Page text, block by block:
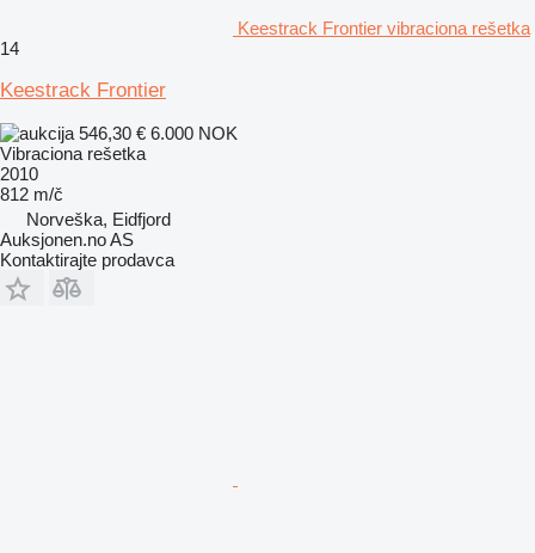
Keestrack Frontier vibraciona rešetka
14
Keestrack Frontier
546,30 € 6.000 NOK
Vibraciona rešetka
2010
812 m/č
Norveška, Eidfjord
Auksjonen.no AS
Kontaktirajte prodavca